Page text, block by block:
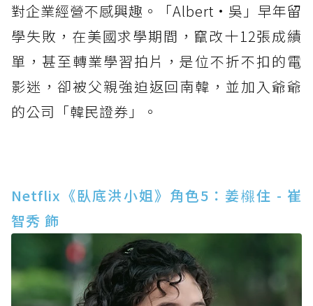
對企業經營不感興趣。「Albert·吳」早年留
學失敗，在美國求學期間，竄改十12張成績
單，甚至轉業學習拍片，是位不折不扣的電
影迷，卻被父親強迫返回南韓，並加入爺爺
的公司「韓民證券」。
Netflix《臥底洪小姐》角色5：姜檭住 - 崔
智秀 飾